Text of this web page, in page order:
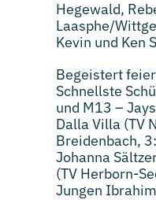
Hegewald,
Laasphe/
Kevin und Ken
Begeistert
Schnellste
und M13 –
Dalla Villa (TV
Breidenbach,
Johanna
(TV Herborn-
Jungen